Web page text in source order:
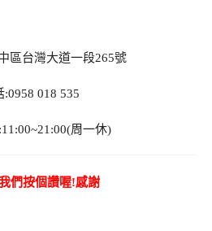
區台灣大道一段265號
:0958 018 535
周一休)
們按個讚喔!感謝